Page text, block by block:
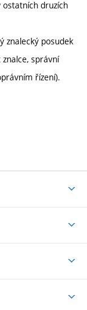
druzích
znalecký posudek
správní
řízení).